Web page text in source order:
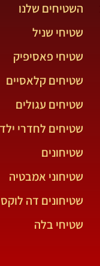
השטיחים שלנו
שטיחי שניל
שטיחי פאסיפיק
שטיחים קלאסיים
שטיחים עגולים
שטיחים לחדרי
שטיחונים
שטיחוני אמבטיה
שטיחונים דה לוקס
שטיחי בלה